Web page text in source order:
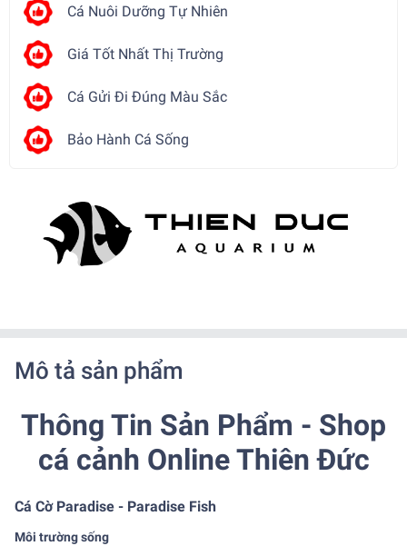
Cá Nuôi Dưỡng Tự Nhiên
Giá Tốt Nhất Thị Trường
Cá Gửi Đi Đúng Màu Sắc
Bảo Hành Cá Sống
Mô tả sản phẩm
Thông Tin Sản Phẩm - Shop
cá cảnh Online Thiên Đức
Cá Cờ Paradise - Paradise Fish
Môi trường sống